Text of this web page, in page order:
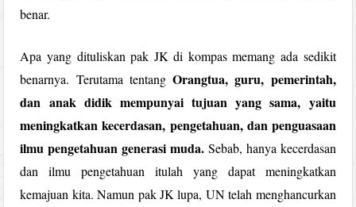
benar.
Apa yang dituliskan pak JK di kompas memang ada sedikit
benarnya. Terutama tentangOrangtua, guru, pemerintah,
dan anak didik mempunyai tujuan yang sama, yaitu
meningkatkan kecerdasan, pengetahuan, dan penguasaan
ilmu pengetahuan generasi muda. Sebab, hanya kecerdasan
dan ilmu pengetahuan itulah yang dapat meningkatkan
kemajuan kita. Namun pak JK lupa, UN telah menghancurkan